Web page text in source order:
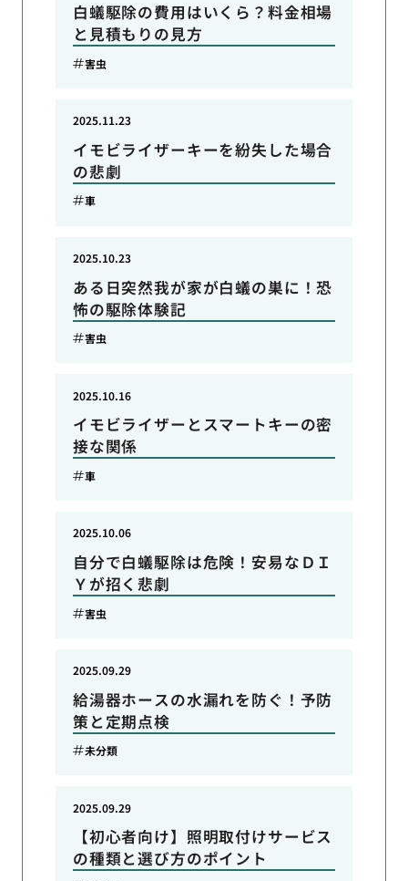
白蟻駆除の費用はいくら？料金相場
と見積もりの見方
害虫
イモビライザーキーを紛失した場合
の悲劇
2025.11.23
車
ある日突然我が家が白蟻の巣に！恐
怖の駆除体験記
2025.10.23
害虫
イモビライザーとスマートキーの密
接な関係
2025.10.16
車
自分で白蟻駆除は危険！安易なＤＩ
Ｙが招く悲劇
2025.10.06
害虫
給湯器ホースの水漏れを防ぐ！予防
策と定期点検
2025.09.29
未分類
【初心者向け】照明取付けサービス
の種類と選び方のポイント
2025.09.29